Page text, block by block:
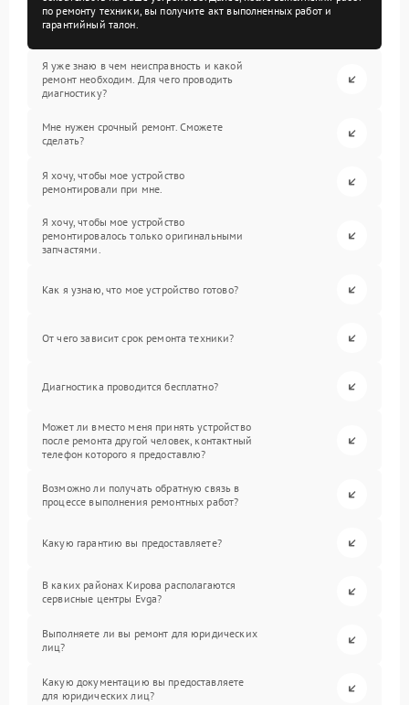
по ремонту техники, вы получите акт выполненных работ и
гарантийный талон.
Я уже знаю в чем неисправность и какой
ремонт необходим. Для чего проводить
диагностику?
Мне нужен срочный ремонт. Сможете
сделать?
Я хочу, чтобы мое устройство
ремонтировали при мне.
Я хочу, чтобы мое устройство
ремонтировалось только оригинальными
запчастями.
Как я узнаю, что мое устройство готово?
От чего зависит срок ремонта техники?
Диагностика проводится бесплатно?
Может ли вместо меня принять устройство
после ремонта другой человек, контактный
телефон которого я предоставлю?
Возможно ли получать обратную связь в
процессе выполнения ремонтных работ?
Какую гарантию вы предоставляете?
В каких районах Кирова располагаются
сервисные центры Evga?
Выполняете ли вы ремонт для юридических
лиц?
Какую документацию вы предоставляете
для юридических лиц?